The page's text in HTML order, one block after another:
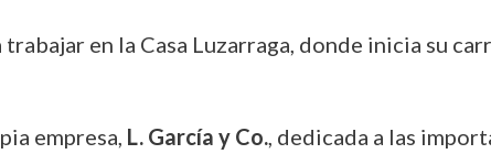
trabajar en la Casa Luzarraga, donde inicia su
empresa, L. García y Co., dedicada a las